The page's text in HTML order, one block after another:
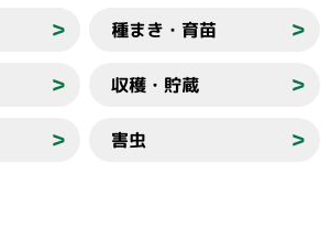
＞ 種まき・育苗 ＞
＞ 収穫・貯蔵 ＞
＞ 害虫 ＞